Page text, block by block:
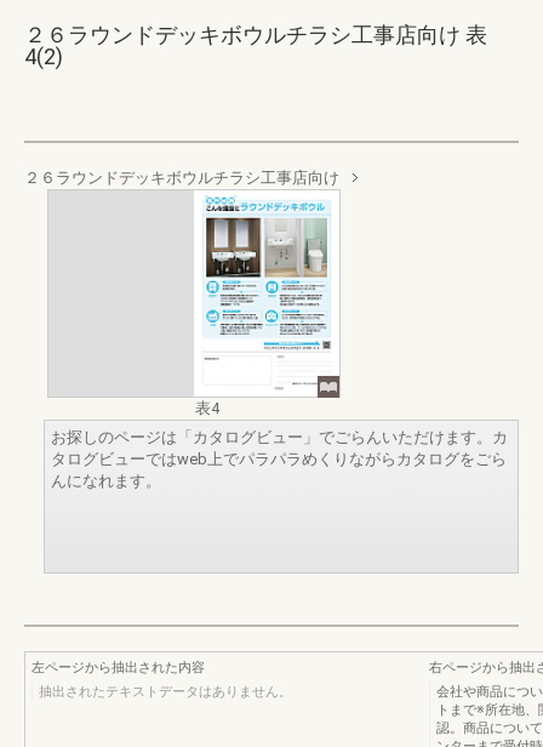
２６ラウンドデッキボウルチラシ工事店向け 表
4(2)
２６ラウンドデッキボウルチラシ工事店向け
表4
お探しのページは「カタログビュー」でごらんいただけます。カ
タログビューではweb上でパラパラめくりながらカタログをごら
んになれます。
左ページから抽出された内容
抽出されたテキストデータはありません。
右ページから抽出
会社や商品につ
トまで※所在地
認。商品につい